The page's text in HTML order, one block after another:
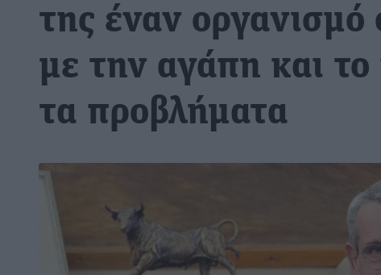
της έναν οργανισμό
με την αγάπη και
τα προβλήματα